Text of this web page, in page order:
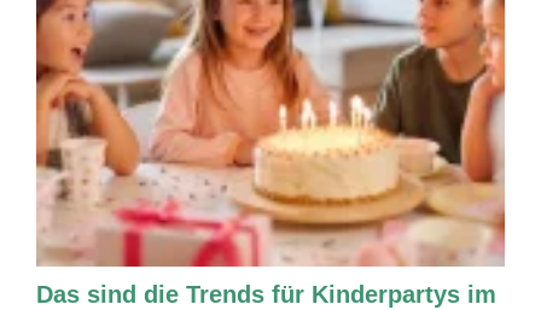
Das sind die Trends für Kinderpartys im